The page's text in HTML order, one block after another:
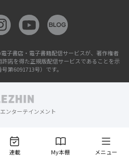
連載 My本棚 メニュー
子書店・電子書籍配信サービスが、著作権者
許諾を得た正規版配信サービスであることを示
第6091713号）です。
ンターテインメント